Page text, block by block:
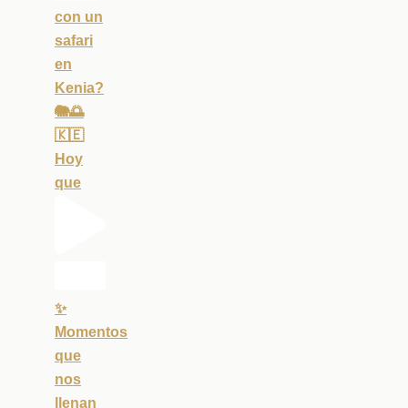
con un
safari
en
Kenia?
🐘🌅
🇰🇪
Hoy
que
✨
Momentos
que
nos
llenan